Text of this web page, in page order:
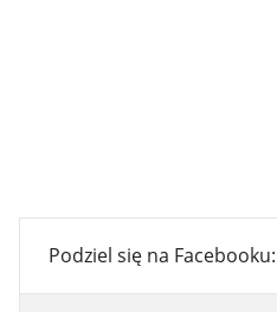
Podziel się na Facebooku: